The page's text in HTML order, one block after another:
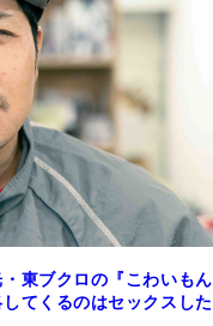
東ブクロの『こわいもん
てくるのはセックスした